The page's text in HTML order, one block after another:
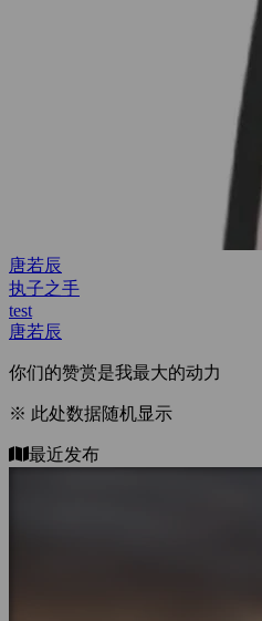
test
test
test
唐若辰
你们的赞赏是我最大的动力
※ 此处数据随机显示
最近发布